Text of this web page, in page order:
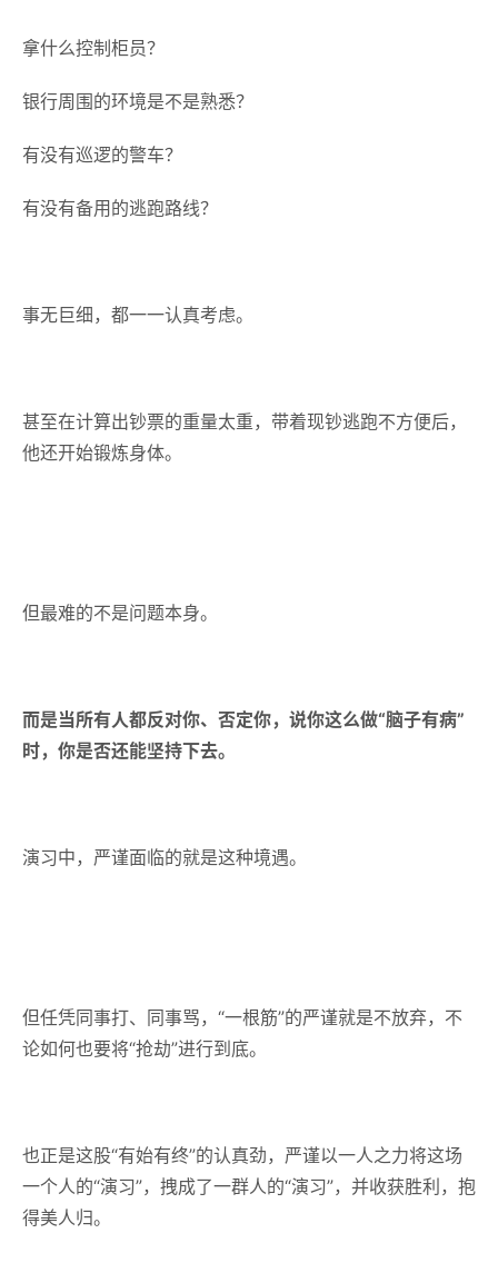
拿什么控制柜员？
银行周围的环境是不是熟悉？
有没有巡逻的警车？
有没有备用的逃跑路线？
事无巨细，都一一认真考虑。
甚至在计算出钞票的重量太重，带着现钞逃跑不方便后，
他还开始锻炼身体。
但最难的不是问题本身。
而是当所有人都反对你、否定你，说你这么做“脑子有病”
时，你是否还能坚持下去。
演习中，严谨面临的就是这种境遇。
但任凭同事打、同事骂，“一根筋”的严谨就是不放弃，不
论如何也要将“抢劫”进行到底。
也正是这股“有始有终”的认真劲，严谨以一人之力将这场
一个人的“演习”，拽成了一群人的“演习”，并收获胜利，抱
得美人归。